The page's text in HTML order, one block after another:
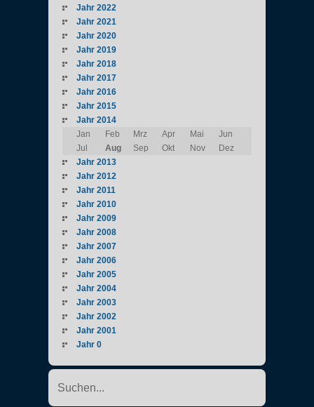
Jahr 2022
Jahr 2021
Jahr 2020
Jahr 2019
Jahr 2018
Jahr 2017
Jahr 2016
Jahr 2015
Jahr 2014
Jan
Feb Mrz Apr Mai
Jun
Jul
Aug Sep Okt Nov
Dez
Jahr 2013
Jahr 2012
Jahr 2011
Jahr 2010
Jahr 2009
Jahr 2008
Jahr 2007
Jahr 2006
Jahr 2005
Jahr 2004
Jahr 2003
Jahr 2002
Jahr 2001
Jahr 0